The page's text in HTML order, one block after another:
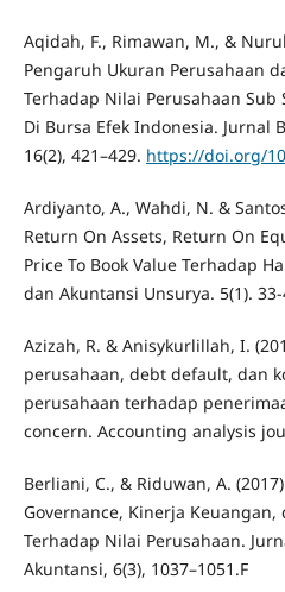
Aqidah, F., Rimawan, M., &
Pengaruh Ukuran Perusahaan
Terhadap Nilai Perusahaan Sub
Di Bursa Efek Indonesia. Jurnal
16(2), 421–429. https://doi.org/
Ardiyanto, A., Wahdi, N. &
Return On Assets, Return On
Price To Book Value Terhadap
dan Akuntansi Unsurya. 5(1).
Azizah, R. & Anisykurlillah, I.
perusahaan, debt default, dan
perusahaan terhadap
concern. Accounting analysis
Berliani, C., & Riduwan, A.
Governance, Kinerja
Terhadap Nilai Perusahaan.
Akuntansi, 6(3), 1037–1051.F